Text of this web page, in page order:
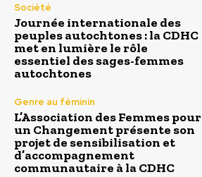
Société
Journée internationale des
peuples autochtones : la CDHC
met en lumière le rôle
essentiel des sages-femmes
autochtones
Genre au féminin
L’Association des Femmes pour
un Changement présente son
projet de sensibilisation et
d’accompagnement
communautaire à la CDHC